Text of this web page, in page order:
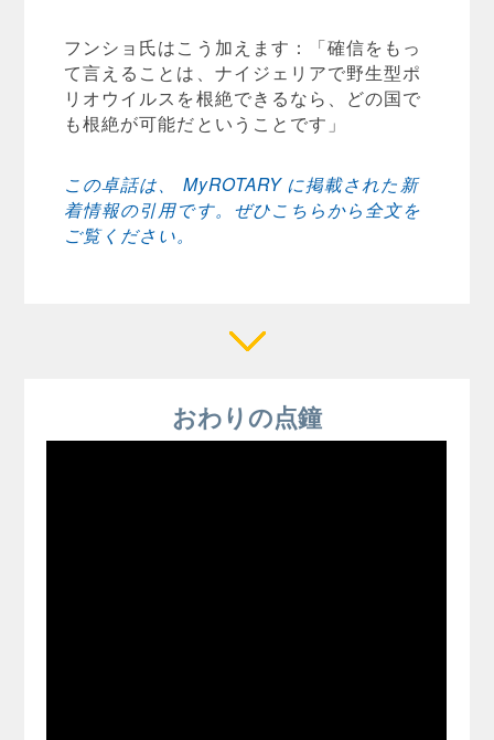
フンショ氏はこう加えます：「確信をもっ
て言えることは、ナイジェリアで野生型ポ
リオウイルスを根絶できるなら、どの国で
も根絶が可能だということです」
この卓話は、 MyROTARY に掲載された新
着情報の引用です。ぜひこちらから全文を
ご覧ください。
おわりの点鐘